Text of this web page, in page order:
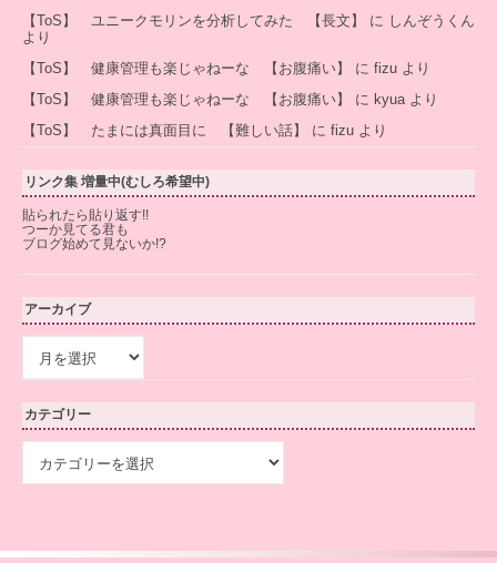
【ToS】 ユニークモリンを分析してみた 【長文】
に しんぞうくん
より
【ToS】 健康管理も楽じゃねーな 【お腹痛い】
に fizu より
【ToS】 健康管理も楽じゃねーな 【お腹痛い】
に kyuaより
【ToS】 たまには真面目に 【難しい話】
に fizu より
リンク集 増量中(むしろ希望中)
貼られたら貼り返す!!
つーか見てる君も
ブログ始めて見ないか!?
アーカイブ
イ
ブ
カテゴリー